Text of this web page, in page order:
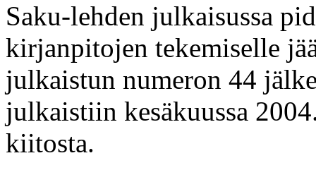
Saku-lehden julkaisussa
kirjanpitojen tekemiselle
julkaistun numeron 44
julkaistiin kesäkuussa
kiitosta.